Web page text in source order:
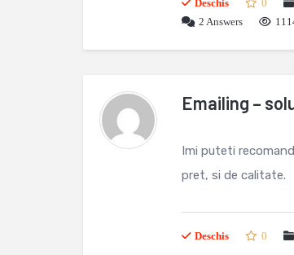
Deschis 0
2 Answers
Emailing –
Imi puteti
pret, si de calitate.
Deschis 0